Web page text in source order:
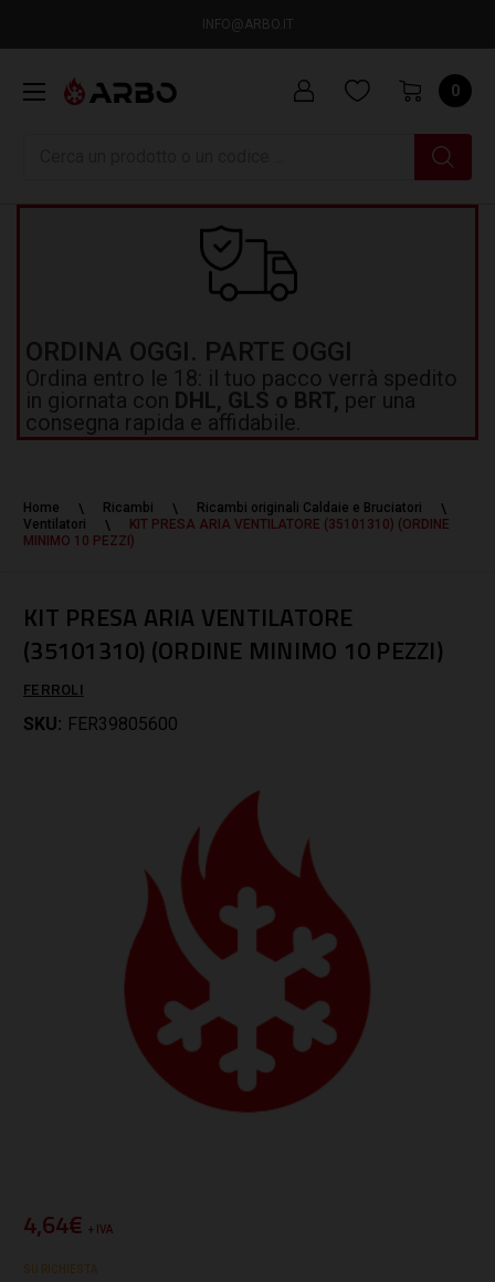
INFO@ARBO.IT
0
ORDINA OGGI. PARTE OGGI
Ordina entro le 18: il tuo pacco verrà spedito
in giornata con DHL, GLS o BRT, per una
consegna rapida e affidabile.
Home Ricambi
Ricambi originali Caldaie e Bruciatori
Ventilatori
KIT PRESA ARIA VENTILATORE (35101310) (ORDINE
MINIMO 10 PEZZI)
KIT PRESA ARIA VENTILATORE
(35101310) (ORDINE MINIMO 10 PEZZI)
FERROLI
SKU: FER39805600
4,64€ + IVA
SU RICHIESTA